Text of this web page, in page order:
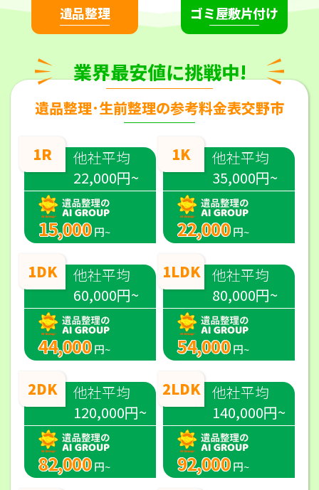
遺品整理 ゴミ屋敷片付け
業界最安値に挑戦中!
遺品整理･生前整理の参考料金表交野市
1R
他社平均
22,000円~
15,000 円~
1DK
他社平均
60,000円~
44,000 円~
2DK
他社平均
120,000円~
82,000 円~
1K
他社平均
35,000円~
22,000 円~
1LDK 他社平均
80,000円~
54,000 円~
2LDK 他社平均
140,000円~
92,000 円~